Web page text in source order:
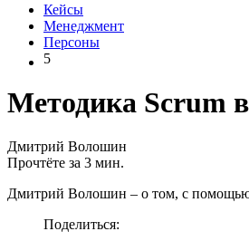
Кейсы
Менеджмент
Персоны
5
Методика Scrum
Дмитрий Волошин
Прочтёте за 3 мин.
Дмитрий Волошин – о том, с помощью
Поделиться: